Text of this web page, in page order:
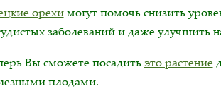
орехимогут помочь снизить
заболеваний и даже улучшить
Вы сможете посадить это растение
плодами.